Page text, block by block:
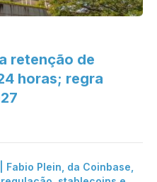
retenção de
horas; regra
Fabio Plein, da Coinbase,